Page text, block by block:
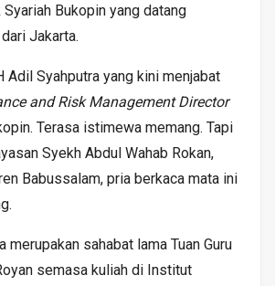
Syariah Bukopin yang datang
Jakarta.
Adil Syahputra yang kini menjabat
and Risk Management Director
Terasa istimewa memang. Tapi
Syekh Abdul Wahab Rokan,
Babussalam, pria berkaca mata ini
merupakan sahabat lama Tuan Guru
semasa kuliah di Institut